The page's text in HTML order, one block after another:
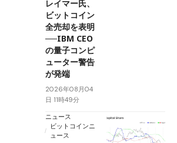
レイマー氏、
ビットコイン
全売却を表明
──IBM CEO
の量子コンピ
ューター警告
が発端
2026年08月04
日 11時49分
ニュース
ビットコインニ
ュース